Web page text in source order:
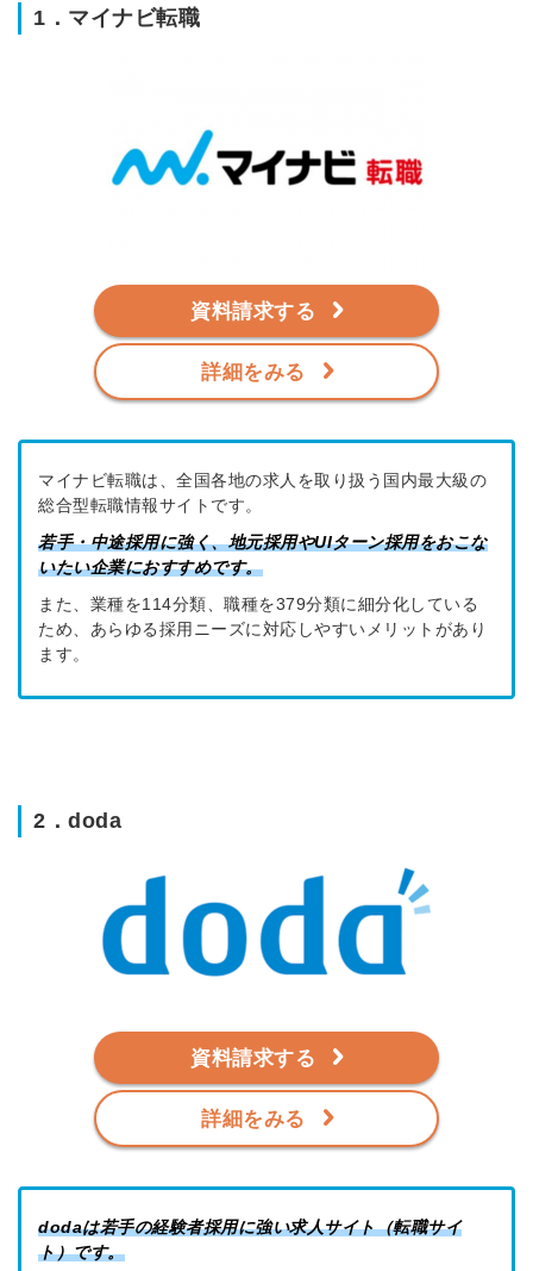
1．マイナビ転職
資料請求する
詳細をみる
マイナビ転職は、全国各地の求人を取り扱う国内最大級の
総合型転職情報サイトです。
若手・中途採用に強く、地元採用やUIターン採用をおこな
いたい企業におすすめです。
また、業種を114分類、職種を379分類に細分化している
ため、あらゆる採用ニーズに対応しやすいメリットがあり
ます。
2．doda
資料請求する
詳細をみる
dodaは若手の経験者採用に強い求人サイト（転職サイ
ト）です。
許可なく投稿すること
みんなの採用部があなたの許可なく投稿すること
はありません